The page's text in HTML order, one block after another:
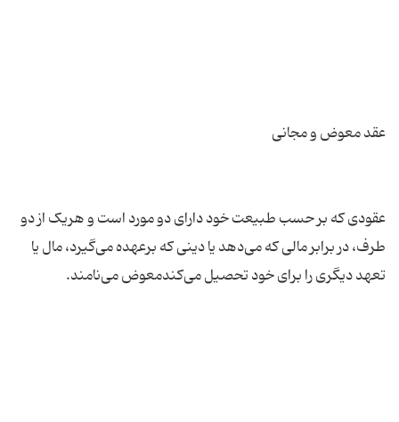
عقودی که بر حسب طبیعت خود دارای دو مورد است و هریک از دو
طرف، در برابر مالی که می‌دهد یا دینی که برعهده می‌گیرد، مال یا